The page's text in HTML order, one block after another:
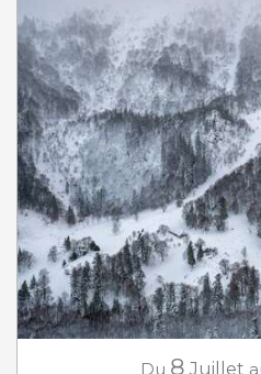
Du 8 Juillet